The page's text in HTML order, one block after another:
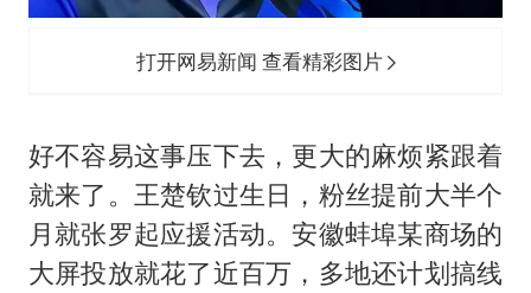
打开网易新闻 查看精彩图片
好不容易这事压下去，更大的麻烦紧跟着
就来了。王楚钦过生日，粉丝提前大半个
月就张罗起应援活动。安徽蚌埠某商场的
大屏投放就花了近百万，多地还计划搞线